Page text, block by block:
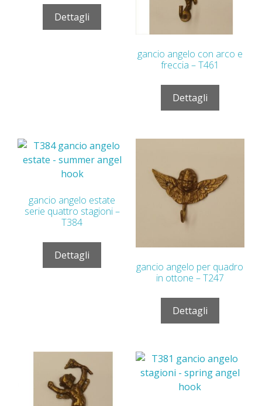
Dettagli
gancio angelo con arco e
freccia – T461
Dettagli
gancio angelo estate
serie quattro stagioni –
T384
Dettagli
gancio angelo per quadro
in ottone – T247
Dettagli